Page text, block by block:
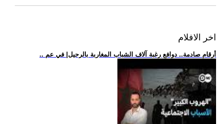
اخر الافلام
.. أرقام صادمة.. دوافع رغبة آلاف الشباب المغاربة بالرحيل| في عم